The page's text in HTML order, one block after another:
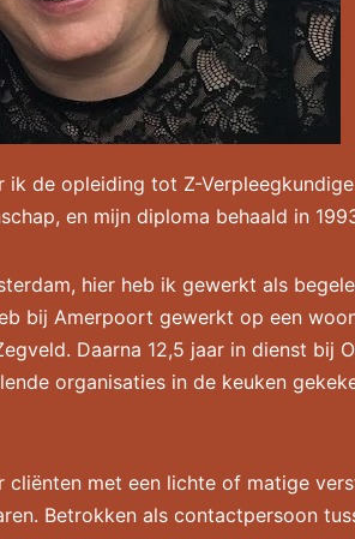
de opleiding tot Z-
en mijn diploma behaald in
hier heb ik gewerkt als
bij Amerpoort gewerkt op een
Daarna 12,5 jaar in dienst bij
organisaties in de keuken
cliënten met een lichte of matige
Betrokken als contactpersoon